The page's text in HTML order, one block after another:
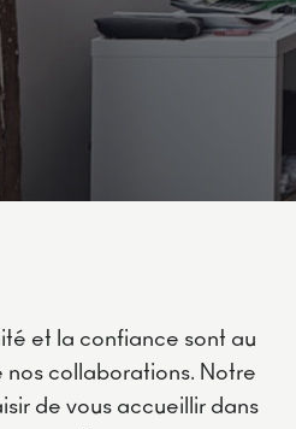
et la confiance sont au
collaborations. Notre
de vous accueillir dans